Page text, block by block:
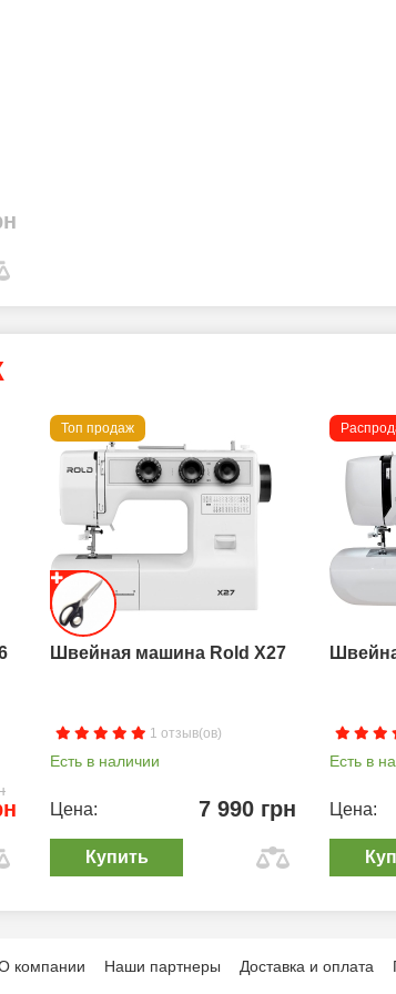
Топ продаж
Швейная машина Rold X27
1 отзыв(ов)
Есть в наличии
Цена: 7 990 грн
Купить
Есть в
Цена:
компании Наши партнеры Доставка и оплата